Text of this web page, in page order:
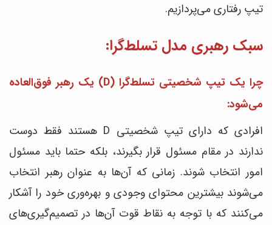
تیپ رفتاری می‌پردازیم.
سبک رهبری مدل تسلط‌گرا:
چرا یک تیپ شخصیتی تسلط‌گرا (D) یک رهبر فوق‌العاده
می‌شود:
افرادی که دارای تیپ شخصیتی D هستند فقط دوست
ندارند در مقام مسئول قرار بگیرند، بلکه حتما باید مسئول
امور انتخاب شوند. زمانی که آن‌ها به عنوان رهبر انتخاب
می‌شوند بیشترین محتوای وجودی و بهره‌وری خود را آشکار
می‌کنند که با توجه به نقاط قوت آن‌ها در تصمیم‌گیری‌های